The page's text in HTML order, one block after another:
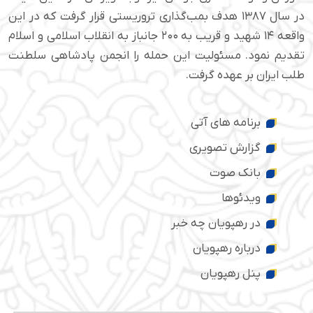
در سال ۱۳۸۷ هدف بمب‌گذاری تروریستی قرار گرفت که در این
واقعه ۱۴ شهید و قریب به ۲۰۰ جانباز به انقلاب اسلامی و اسلام
تقدیم نمود. مسئولیت این حمله را انجمن پادشاهی سلطنت
طلب ایران بر عهده گرفت.
برنامه های آتی
گزارش تصویری
بانک صوت
ویدئوها
در رهپویان چه خبر
درباره رهپویان
پنل رهپویان